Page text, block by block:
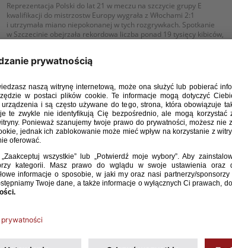
Reprezentacja Polski do lat 21 w meczu na szczycie grupy E
kwalifikacji do mistrzostw Europy wygrała z Włochami 2:1
i utrzymała miano niepokonanej w tych rozgrywkach. Spotkanie
w Szczecinie obejrzała rekordowa liczba ponad 19 tysięcy kibiców,
09 / 11 / 25
[U-21] DODATKOWE POWOŁANIA NA MECZE Z
WŁOCHAMI I MACEDONIĄ PÓŁNOCNĄ
Selekcjoner reprezentacji Polski do lat 21 Jerzy Brzęczek na mecze
kwalifikacji do finałów ME z Włochami i Macedonią Północną powołał
dodatkowo Kamila Jakubczyka z Arki Gdynia oraz Wojciecha
Urbańskiego z Legii Warszawa.